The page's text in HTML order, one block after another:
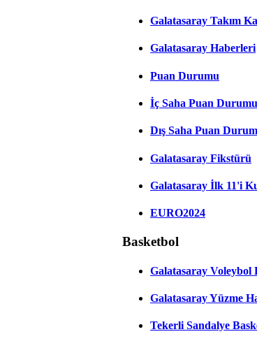
Galatasaray Takım
Galatasaray Haberleri
Puan Durumu
İç Saha Puan Durumu
Dış Saha Puan
Galatasaray Fikstürü
Galatasaray İlk 11'i
EURO2024
Basketbol
Galatasaray Voleybol
Galatasaray Yüzme
Tekerli Sandalye